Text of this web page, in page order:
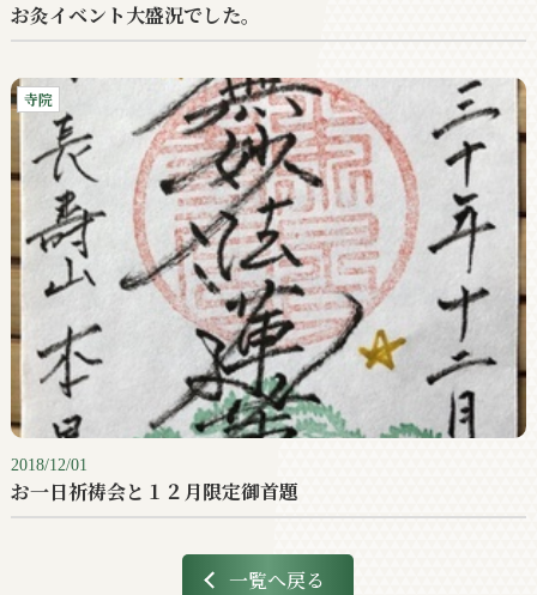
お灸イベント大盛況でした。
寺院
2018/12/01
お一日祈祷会と１２月限定御首題
一覧へ戻る